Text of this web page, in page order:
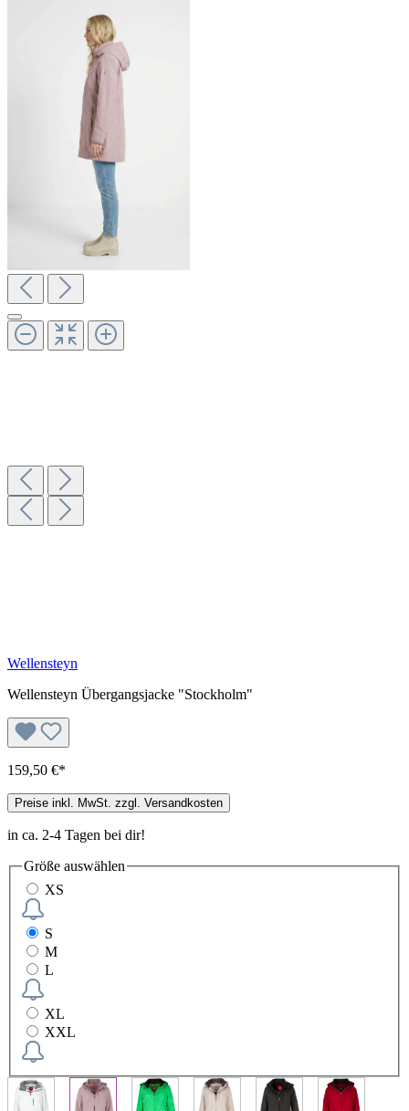
Wellensteyn
Wellensteyn Übergangsjacke "Stockholm"
159,50 €*
Preise inkl. MwSt. zzgl. Versandkosten
in ca. 2-4 Tagen bei dir!
Größe auswählen
XS
S
M
L
XL
XXL